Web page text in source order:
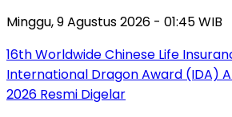
Minggu, 9 Agustus 2026 - 01:45 WIB
16th Worldwide Chinese Life
International Dragon Award (IDA)
2026 Resmi Digelar